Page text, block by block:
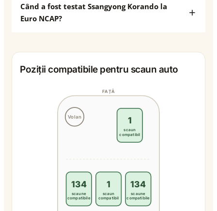
Când a fost testat Ssangyong Korando la
Euro NCAP?
Poziții compatibile pentru scaun auto
Volan
FAȚĂ
1
scaun
compatibil
134
scaune
compatibile
1
scaun
compatibil
134
scaune
compatibile